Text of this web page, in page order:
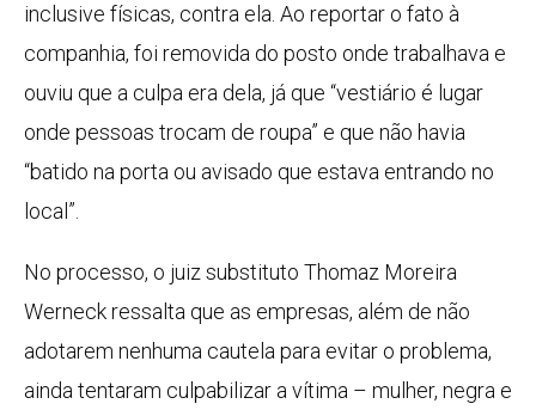
inclusive físicas, contra ela. Ao reportar o fato à
companhia, foi removida do posto onde trabalhava e
ouviu que a culpa era dela, já que “vestiário é lugar
onde pessoas trocam de roupa” e que não havia
“batido na porta ou avisado que estava entrando no
local”.
No processo, o juiz substituto Thomaz Moreira
Werneck ressalta que as empresas, além de não
adotarem nenhuma cautela para evitar o problema,
ainda tentaram culpabilizar a vítima – mulher, negra e